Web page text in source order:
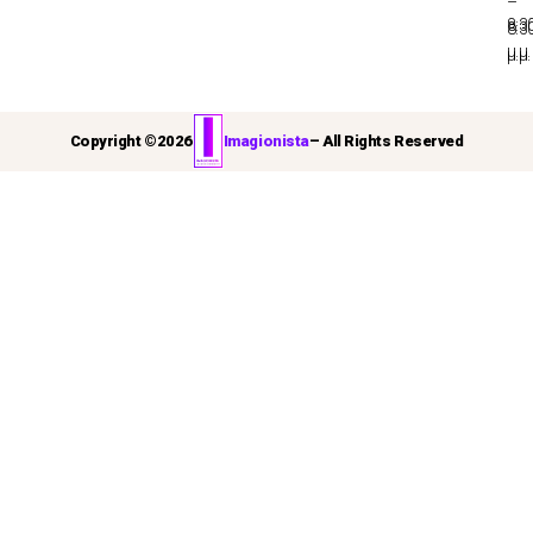
μ.μ.
μ.μ.
Copyright ©2026 Imagionista– All Rights Reserved